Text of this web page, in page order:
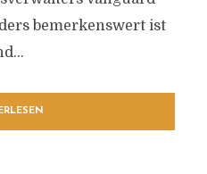
bemerkenswert ist